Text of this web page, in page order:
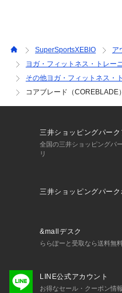
SuperSportsXEBIO
ア
ヨガ・フィットネス・トレー
その他ヨガ・フィットネス・
コアブレード（
三井ショッピングパーク
全国の三井ショッピングパ
リ
三井ショッピングパーク
&mallデスク
ららぽーと受取なら送料無
LINE公式アカウント
お得なセール・クーポン情